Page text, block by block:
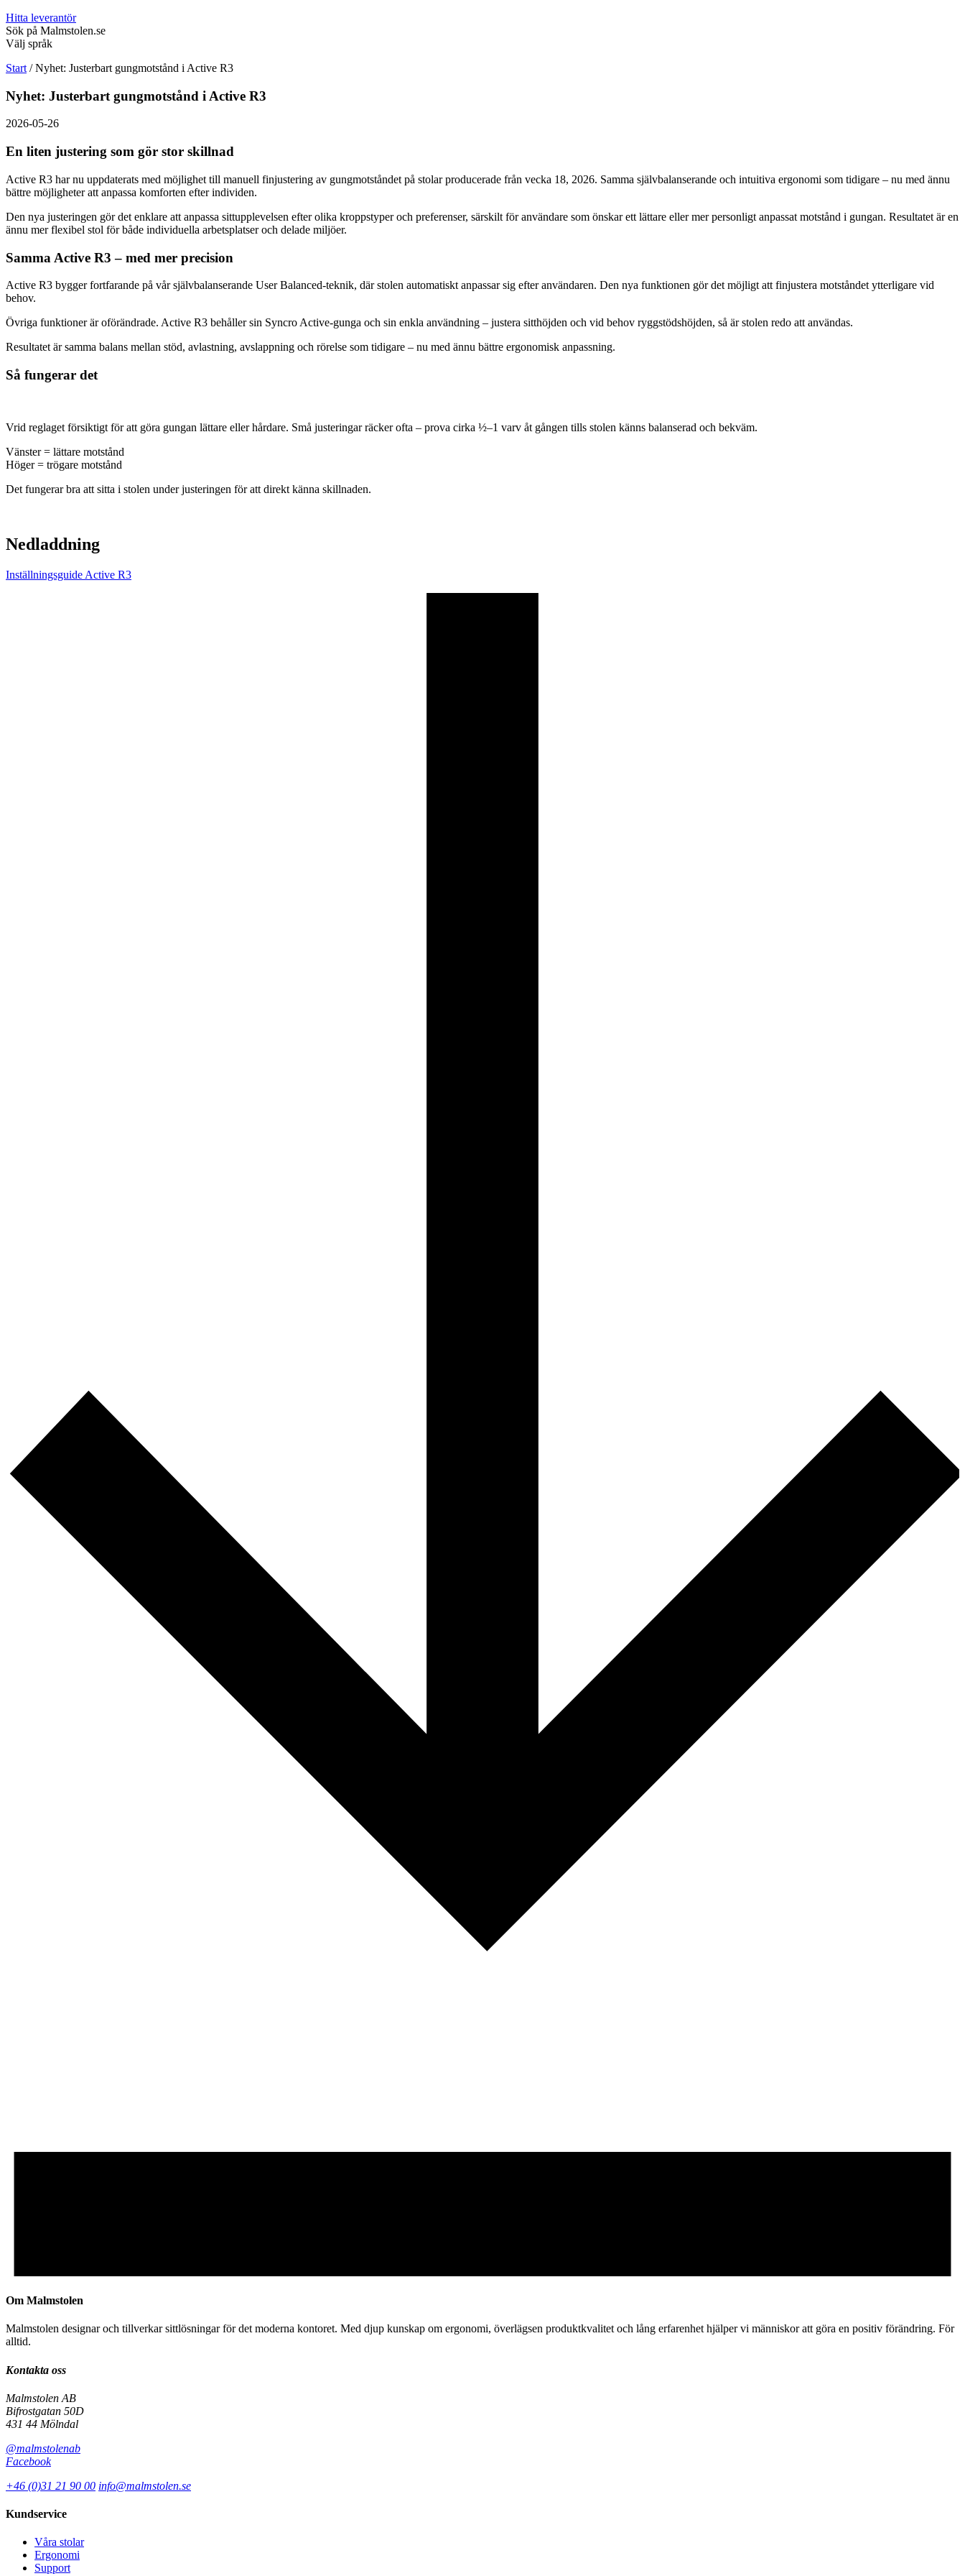
Hitta leverantör
Sök på Malmstolen.se
Välj språk
Start /Nyhet: Justerbart gungmotstånd i Active R3
Nyhet: Justerbart gungmotstånd i Active R3
2026-05-26
En liten justering som gör stor skillnad
Active R3 har nu uppdaterats med möjlighet till manuell finjustering av gungmotståndet på stolar producerade från vecka 18, 2026. Samma självbalanserande och intuitiva ergonomi som tidigare – nu med ännu
bättre möjligheter att anpassa komforten efter individen.
Den nya justeringen gör det enklare att anpassa sittupplevelsen efter olika kroppstyper och preferenser, särskilt för användare som önskar ett lättare eller mer personligt anpassat motstånd i gungan. Resultatet är en
ännu mer flexibel stol för både individuella arbetsplatser och delade miljöer.
Samma Active R3 – med mer precision
Active R3 bygger fortfarande på vår självbalanserande User Balanced-teknik, där stolen automatiskt anpassar sig efter användaren. Den nya funktionen gör det möjligt att finjustera motståndet ytterligare vid
behov.
Övriga funktioner är oförändrade. Active R3 behåller sin Syncro Active-gunga och sin enkla användning – justera sitthöjden och vid behov ryggstödshöjden, så är stolen redo att användas.
Resultatet är samma balans mellan stöd, avlastning, avslappning och rörelse som tidigare – nu med ännu bättre ergonomisk anpassning.
Så fungerar det
Vrid reglaget försiktigt för att göra gungan lättare eller hårdare. Små justeringar räcker ofta – prova cirka ½–1 varv åt gången tills stolen känns balanserad och bekväm.
Vänster = lättare motstånd
Höger = trögare motstånd
Det fungerar bra att sitta i stolen under justeringen för att direkt känna skillnaden.
Nedladdning
Inställningsguide Active R3
Om Malmstolen
Malmstolen designar och tillverkar sittlösningar för det moderna kontoret. Med djup kunskap om ergonomi, överlägsen produktkvalitet och lång erfarenhet hjälper vi människor att göra en positiv förändring. För
alltid.
Kontakta oss
Malmstolen AB
Bifrostgatan 50D
431 44 Mölndal
@malmstolenab
Facebook
+46 (0)31 21 90 00 info@malmstolen.se
Kundservice
Våra stolar
Ergonomi
Support